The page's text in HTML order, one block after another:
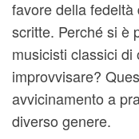
favore della
scritte. Perché si è
musicisti classici
improvvisare?
avvicinamento a
diverso genere.